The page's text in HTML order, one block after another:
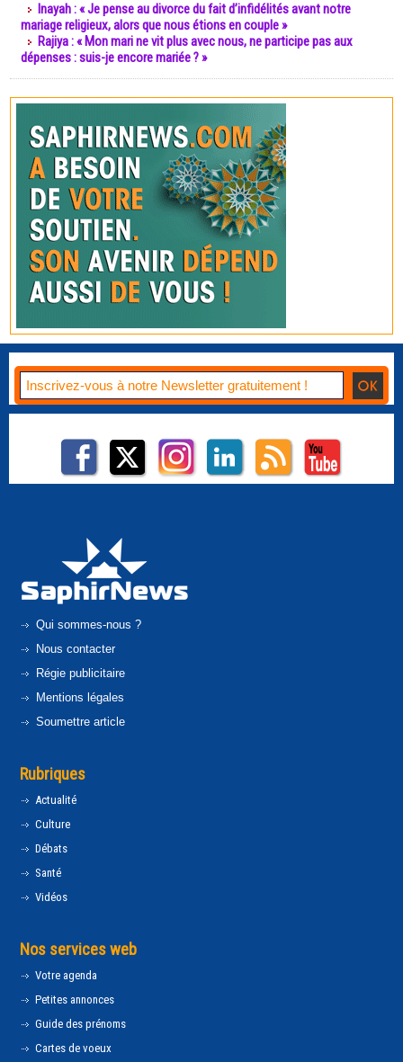
Inayah : « Je pense au divorce du fait d’infidélités avant notre
mariage religieux, alors que nous étions en couple »
Rajiya : « Mon mari ne vit plus avec nous, ne participe pas aux
dépenses : suis-je encore mariée ? »
Qui sommes-nous ?
Nous contacter
Régie publicitaire
Mentions légales
Soumettre article
Rubriques
Actualité
Culture
Débats
Santé
Vidéos
Nos services web
Votre agenda
Petites annonces
Guide des prénoms
Cartes de voeux